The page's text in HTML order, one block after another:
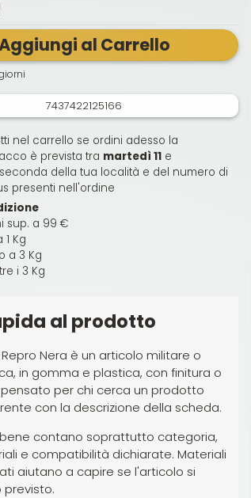
al Carrello
7437422125166
nel carrello se ordini adesso la
è prevista tra martedì 11 e
della tua località e del numero di
presenti nell'ordine
sup. a 99 €
Kg
a 3 Kg
i 3 Kg
al prodotto
Nera è un articolo militare o
in gomma e plastica, con finitura o
per chi cerca un prodotto
con la descrizione della scheda.
contano soprattutto categoria,
e compatibilità dichiarate. Materiali
aiutano a capire se l'articolo si